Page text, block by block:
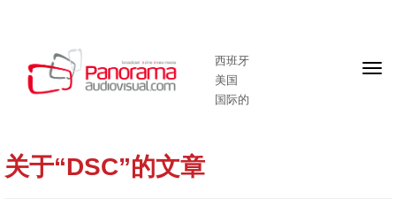
西班牙
美国
国际的
头
关于“DSC”的文章